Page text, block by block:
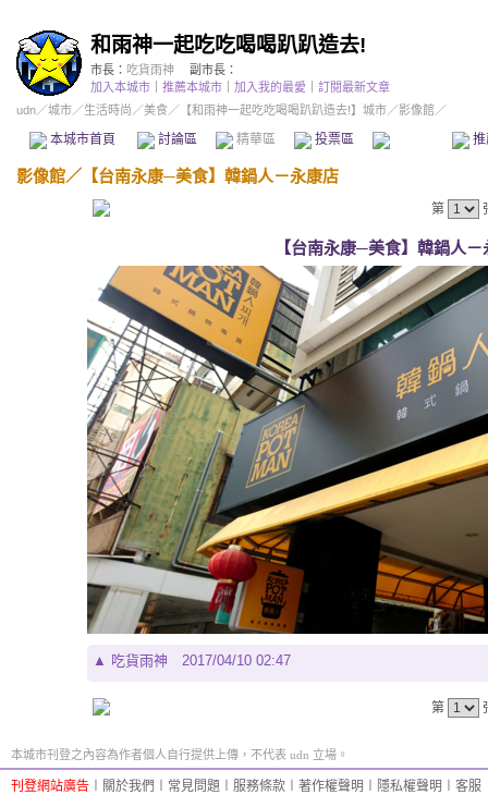
和雨神一起吃吃喝喝趴趴造去!
市長： 吃貨雨神
副市長：
加入本城市
推薦本城市 加入我的最愛
訂閱最新文章
udn／城市／生活時尚 ／美食／ 【和雨神一起吃吃喝喝趴趴造去!】城市／影像館／
本城市首頁 討論區 精華區 投票區 影像館
影像館／ 【台南永康─美食】韓鍋人－永康店
第
【台南永康─美食】韓鍋人－
▲ 吃貨雨神 2017/04/10 02:47
第
本城市刊登之內容為作者個人自行提供上傳，不代表 udn 立場。
刊登網站廣告 關於我們 常見問題 服務條款 著作權聲明 隱私權聲明 客服